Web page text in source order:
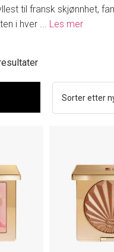
til fransk skjønnhet,
i hver ... Les mer
Sortert
nyeste